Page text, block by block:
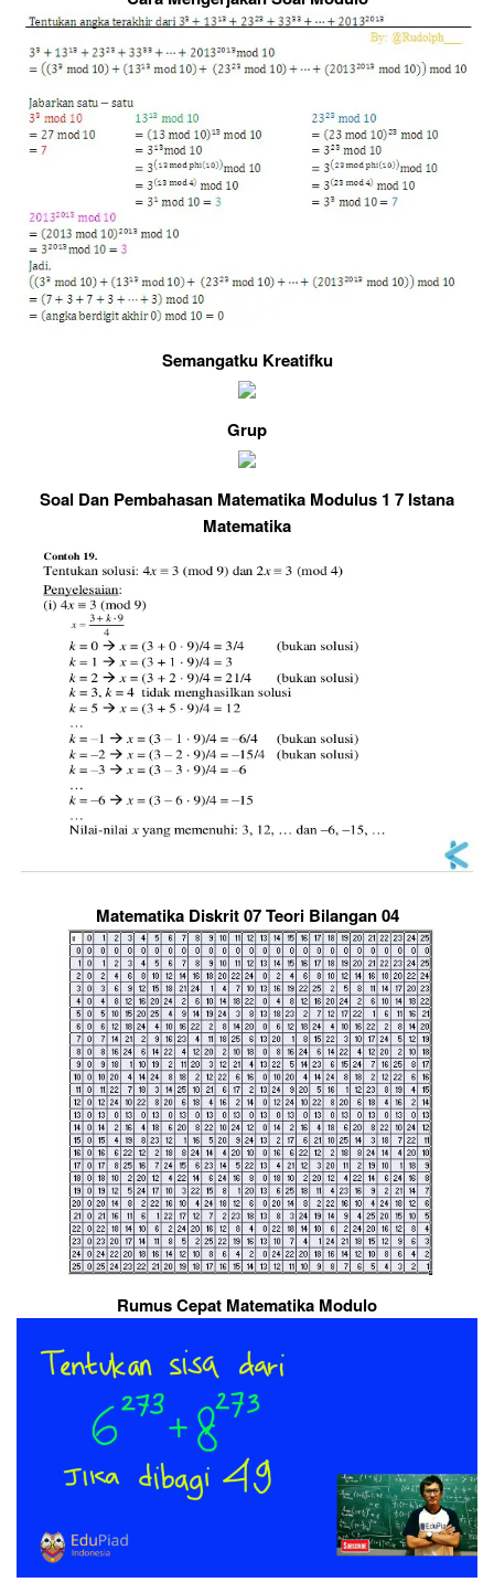
Semangatku Kreatifku
Grup
Soal Dan Pembahasan Matematika Modulus 1 7 Istana
Matematika
Matematika Diskrit 07 Teori Bilangan 04
Rumus Cepat Matematika Modulo